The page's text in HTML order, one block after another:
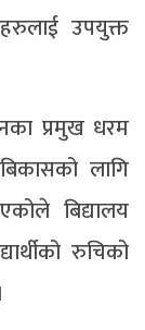
उपयुक्त
प्रमुख धरम
लागि
बिद्यालय
रुचिको